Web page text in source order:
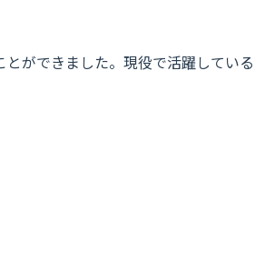
ができました。現役で活躍している